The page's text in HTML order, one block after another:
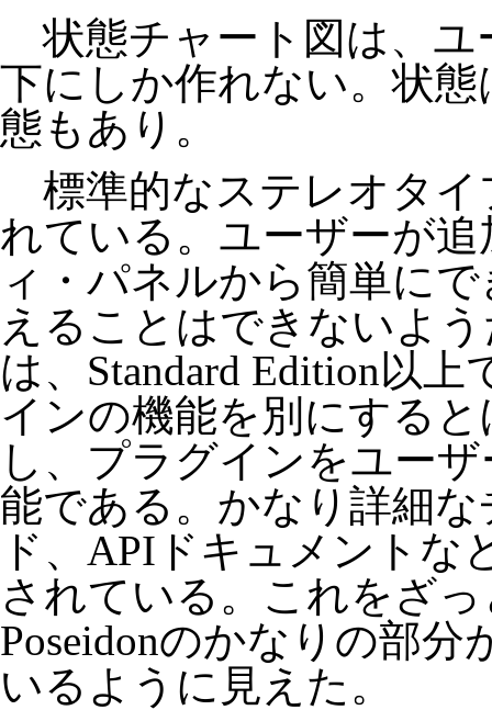
状態チャート図は、ユ
下にしか作れない。状
態もあり。
標準的なステレオタイ
れている。ユーザーが
ィ・パネルから簡単に
えることはできないよ
は、Standard Edition以
インの機能を別にする
し、プラグインをユー
能である。かなり詳細
ド、APIドキュメントな
されている。これをざ
Poseidonのかなりの部
いるように見えた。